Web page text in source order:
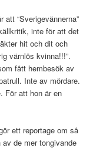
“Sverigevännerna”
inte för att det
hit och dit och
värnlös kvinna!!!”.
fått hembesök av
Inte av mördare.
För att hon är en
ett reportage om så
av de mer tongivande